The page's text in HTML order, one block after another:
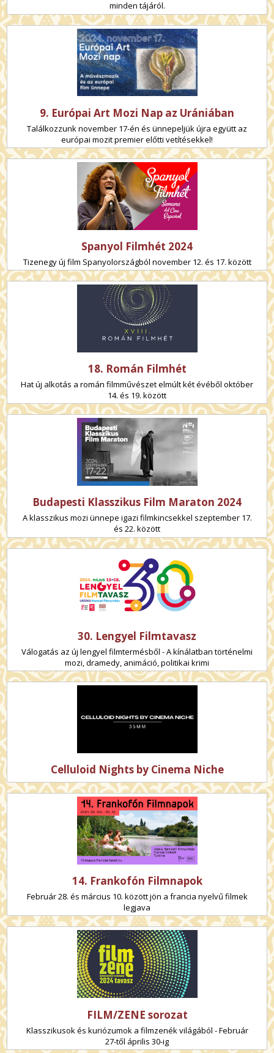
minden tájáról.
9. Európai Art Mozi Nap az Urániában
Találkozzunk november 17-én és ünnepeljük újra együtt az
európai mozit premier előtti vetítésekkel!
Spanyol Filmhét 2024
Tizenegy új film Spanyolországból november 12. és 17. között
18. Román Filmhét
Hat új alkotás a román filmművészet elmúlt két évéből október
14. és 19. között
Budapesti Klasszikus Film Maraton 2024
A klasszikus mozi ünnepe igazi filmkincsekkel szeptember 17.
és 22. között
30. Lengyel Filmtavasz
Válogatás az új lengyel filmtermésből - A kínálatban történelmi
mozi, dramedy, animáció, politikai krimi
Celluloid Nights by Cinema Niche
14. Frankofón Filmnapok
Február 28. és március 10. között jön a francia nyelvű filmek
legjava
FILM/ZENE sorozat
Klasszikusok és kuriózumok a filmzenék világából - Február
27-től április 30-ig